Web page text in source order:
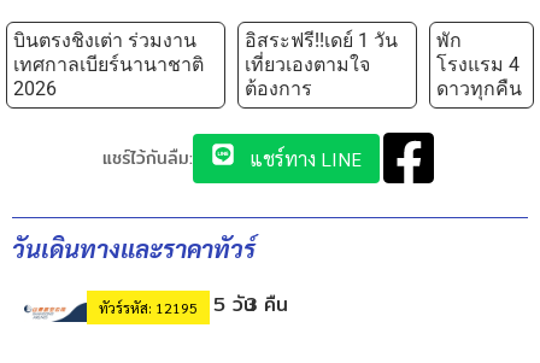
บินตรงชิงเต่า ร่วมงาน
เทศกาลเบียร์นานาชาติ
2026
อิสระฟรี!!เดย์ 1 วัน
เที่ยวเองตามใจ
ต้องการ
พัก
โรงแรม 4
ดาวทุกคืน
แชร์ไว้กันลืม: แชร์ทาง LINE
วันเดินทางและราคาทัวร์
ทัวร์รหัส: 12195 5 วัน3 คืน